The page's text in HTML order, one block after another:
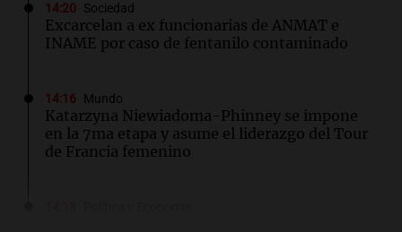
14:20 Sociedad
Excarcelan a ex funcionarias de ANMAT e
INAME por caso de fentanilo contaminado
14:16 Mundo
Katarzyna Niewiadoma-Phinney se impone
en la 7ma etapa y asume el liderazgo del Tour
de Francia femenino